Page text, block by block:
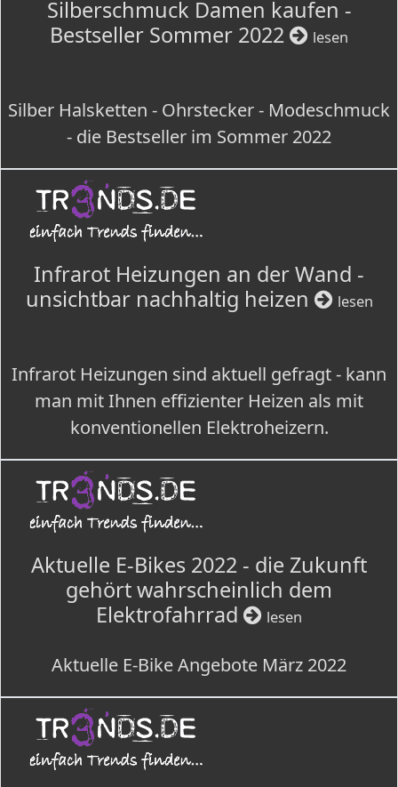
Silberschmuck Damen kaufen -
Bestseller Sommer 2022
lesen
Silber Halsketten - Ohrstecker - Modeschmuck
- die Bestseller im Sommer 2022
Infrarot Heizungen an der Wand -
unsichtbar nachhaltig heizen
lesen
Infrarot Heizungen sind aktuell gefragt - kann
man mit Ihnen effizienter Heizen als mit
konventionellen Elektroheizern.
Aktuelle E-Bikes 2022 - die Zukunft
gehört wahrscheinlich dem
Elektrofahrrad
lesen
Aktuelle E-Bike Angebote März 2022